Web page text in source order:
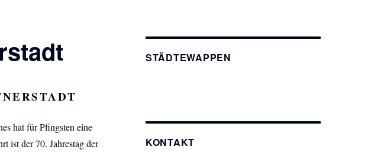
hat für Pfingsten eine
ist der 70. Jahrestag der
STÄDTEWAPPEN
KONTAKT